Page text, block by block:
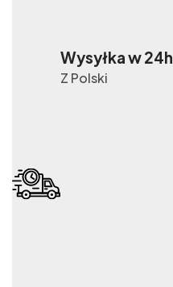
Wysyłka w 24h
Z Polski